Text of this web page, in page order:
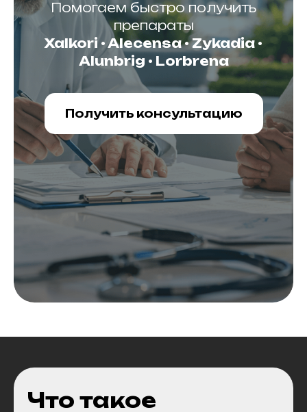
Помогаем быстро получить
препараты
Xalkori • Alecensa • Zykadia •
Alunbrig • Lorbrena
Получить консультацию
Что такое